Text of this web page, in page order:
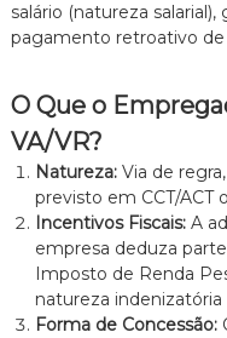
salário (natureza
pagamento retroativo de
O Que o
VA/VR?
Natureza:Via de
previsto em CCT/ACT
Incentivos Fiscais:A
empresa deduza
Imposto de Renda
natureza indenizatória
Forma de Concessão: